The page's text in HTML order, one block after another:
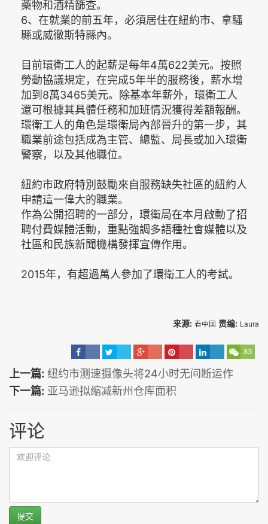
藥物和酒精篩查。
6、在就業的前五年，必須居住在紐約市、拿騷
縣或威徹斯特縣內。
目前環衛工人的起薪是每年4萬622美元。按照
勞動協議規定，在完成5年半的服務後，薪水增
加到8萬3465美元。除基本年薪外，環衛工人
還可根據其具體任務和加班情況獲得差額報酬。
環衛工人的角色是環衛局內部晉升的第一步，其
職業前途包括成為主管、總監、局長或加入環衛
警察，以及其他職位。
紐約市政府特別鼓勵來自服務缺失社區的紐約人
申請這一偉大的職業。
作為公開招聘的一部分，環衛局在本月啟動了招
聘付費媒體活動，重點強調多語種社會媒體以及
社區和民族新聞機構發揮宣傳作用。
2015年，有超過萬人參加了環衛工人的考試。
来源: 看中国 责编: Laura
83
上一篇: 纽约市测速摄像头将24小时无间断运作
下一篇: 亚马逊拟缩减新州仓库面积
评论
提交